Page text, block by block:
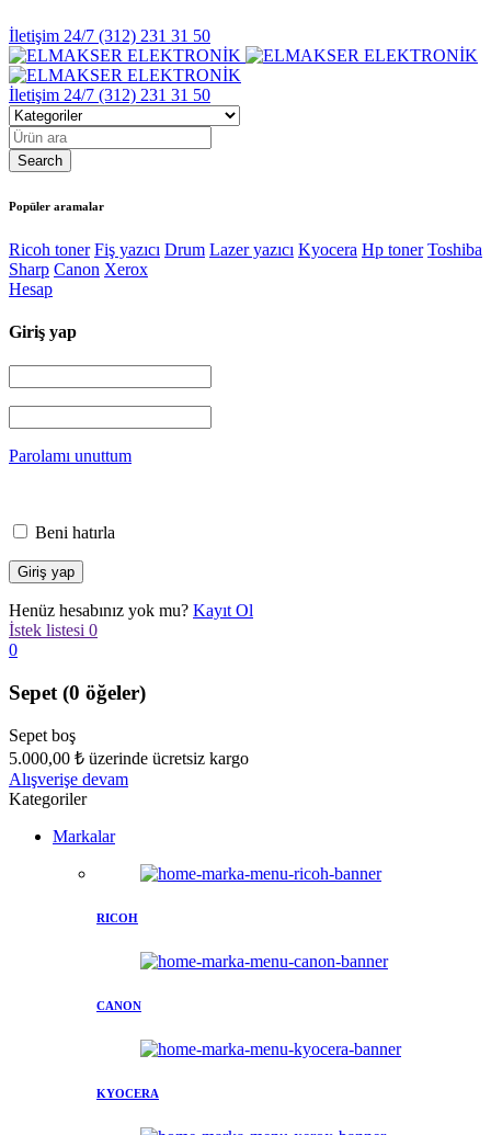
İletişim 24/7 (312) 231 31 50
İletişim 24/7 (312) 231 31 50
Popüler aramalar
Ricoh toner Fiş yazıcı Drum Lazer yazıcı Kyocera Hp toner Toshiba
Sharp Canon Xerox
Hesap
Giriş yap
Parolamı unuttum
Beni hatırla
Henüz hesabınız yok mu? Kayıt Ol
İstek listesi 0
0
Sepet (0 öğeler)
Sepet boş
5.000,00 ₺ üzerinde ücretsiz kargo
Alışverişe devam
Kategoriler
Markalar
RICOH
CANON
KYOCERA